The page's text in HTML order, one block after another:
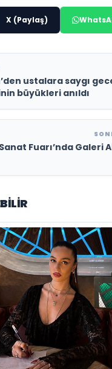
X (Paylaş)
ustalara saygı
büyükleri anıldı
Fuarı’nda Galeri